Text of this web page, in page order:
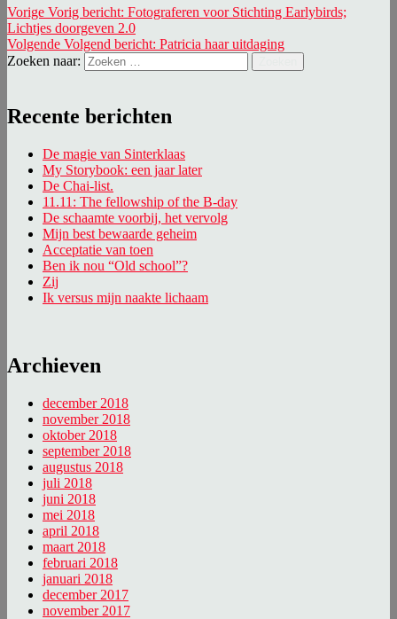
Vorige Vorig bericht: Fotograferen voor Stichting Earlybirds;
Lichtjes doorgeven 2.0
Volgende Volgend bericht: Patricia haar uitdaging
Zoeken naar:
Recente berichten
De magie van Sinterklaas
My Storybook: een jaar later
De Chai-list.
11.11: The fellowship of the B-day
De schaamte voorbij, het vervolg
Mijn best bewaarde geheim
Acceptatie van toen
Ben ik nou “Old school”?
Zij
Ik versus mijn naakte lichaam
Archieven
december 2018
november 2018
oktober 2018
september 2018
augustus 2018
juli 2018
juni 2018
mei 2018
april 2018
maart 2018
februari 2018
januari 2018
december 2017
november 2017